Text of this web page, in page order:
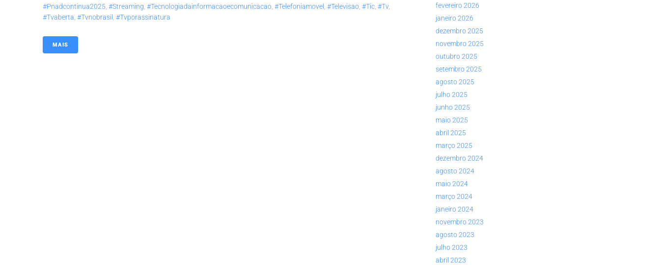
#pnadcontinua2025 #streaming #tecnologiadainformacaoecomunicacao #telefoniamovel #televisao #tic #tv,
#tvaberta #tvnobrasil #tvporassinatura
MAIS
fevereiro 2026
janeiro 2026
dezembro 2025
novembro 2025
outubro 2025
setembro 2025
agosto 2025
julho 2025
junho 2025
maio 2025
abril 2025
março 2025
dezembro 2024
agosto 2024
maio 2024
março 2024
janeiro 2024
novembro 2023
agosto 2023
julho 2023
abril 2023